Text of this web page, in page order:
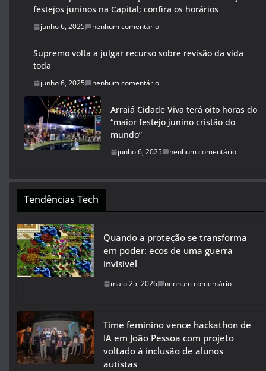
festejos juninos na Capital; confira os horários
junho 6, 2025 nenhum comentário
Supremo volta a julgar recurso sobre revisão da vida
toda
junho 6, 2025 nenhum comentário
Arraiá Cidade Viva terá oito horas do
“maior festejo junino cristão do
mundo”
junho 6, 2025 nenhum comentário
Tendências Tech
Quando a proteção se transforma
em poder: ecos de uma guerra
invisível
maio 25, 2026 nenhum comentário
Time feminino vence hackathon de
IA em João Pessoa com projeto
voltado à inclusão de alunos
autistas